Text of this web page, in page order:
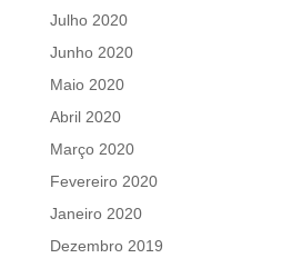
Julho 2020
Junho 2020
Maio 2020
Abril 2020
Março 2020
Fevereiro 2020
Janeiro 2020
Dezembro 2019